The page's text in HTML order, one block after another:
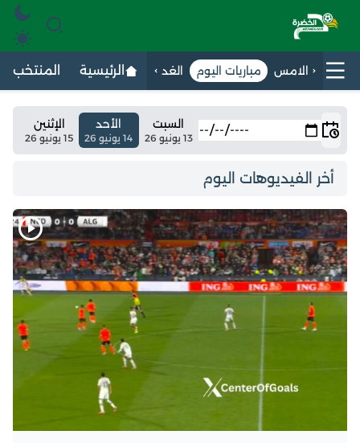
الامس مباريات اليوم الغد الرئيسية المنتخب
السبت
13 يونيو 26
الأحد
14 يونيو 26
الإثنين
15 يونيو 26
أخر الفيديوهات اليوم